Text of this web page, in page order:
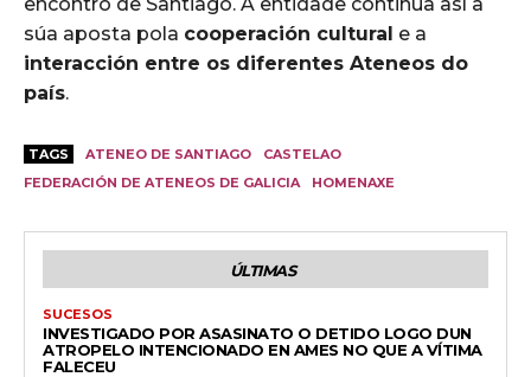
súa aposta pola cooperación cultural e a
interacción entre os diferentes Ateneos do
país.
TAGS ATENEO DE SANTIAGO
CASTELAO
FEDERACIÓN DE ATENEOS DE GALICIA
HOMENAXE
ÚLTIMAS
SUCESOS
INVESTIGADO POR ASASINATO O DETIDO LOGO DUN
ATROPELO INTENCIONADO EN AMES NO QUE A VÍTIMA
FALECEU